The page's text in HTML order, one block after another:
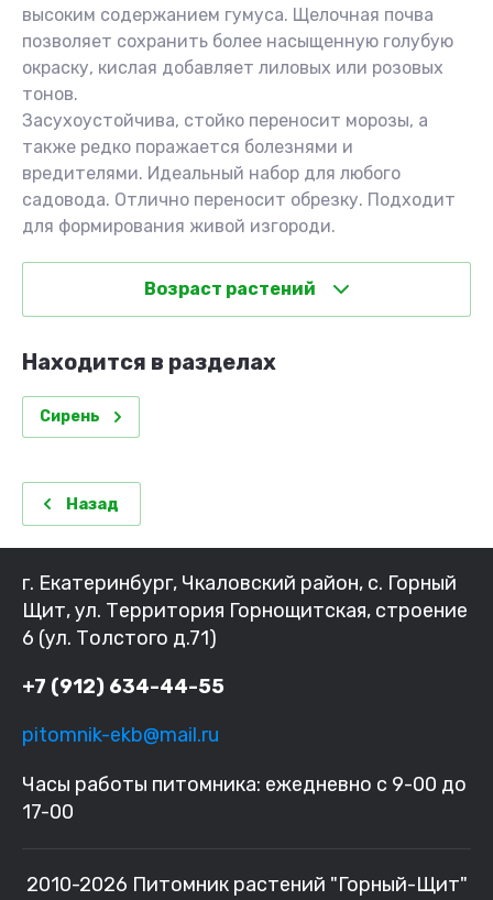
высоким содержанием гумуса. Щелочная почва
позволяет сохранить более насыщенную голубую
окраску, кислая добавляет лиловых или розовых
тонов.
Засухоустойчива, стойко переносит морозы, а
также редко поражается болезнями и
вредителями. Идеальный набор для любого
садовода. Отлично переносит обрезку. Подходит
для формирования живой изгороди.
Возраст растений
Находится в разделах
Сирень
Назад
г. Екатеринбург, Чкаловский район, с. Горный
Щит, ул. Территория Горнощитская, строение
6 (ул. Толстого д.71)
+7 (912) 634-44-55
pitomnik-ekb@mail.ru
Часы работы питомника: ежедневно с 9-00 до
17-00
2010-2026 Питомник растений "Горный-Щит"